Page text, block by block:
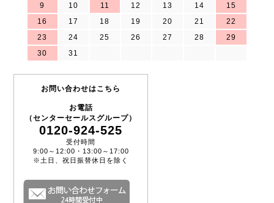
9
10 11 12 13 14
15
16
17 18 19 20 21
22
23
24 25 26 27 28
29
30
31
お問い合わせはこちら
お電話
（センターセールスグループ）
0120-924-525
受付時間
9:00～12:00・13:00～17:00
※土日、祝日振替休日を除く